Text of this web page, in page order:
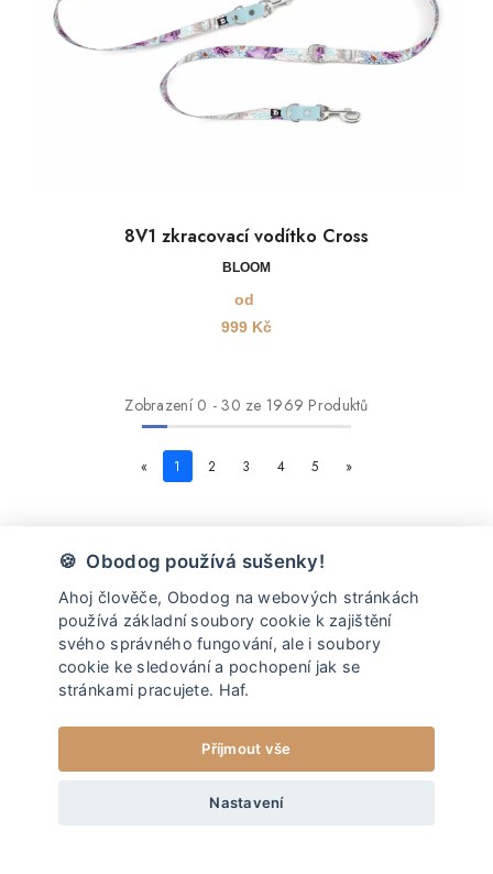
8V1 zkracovací vodítko Cross
BLOOM
od
999 Kč
Zobrazení 0 - 30 ze 1969 Produktů
« 1 2 3 4 5 »
Sleduj nás na instagramu
A připoj se k naší smečce
🍪 Obodog používá sušenky!
Ahoj člověče, Obodog na webových stránkách
používá základní soubory cookie k zajištění
svého správného fungování, ale i soubory
cookie ke sledování a pochopení jak se
stránkami pracujete. Haf.
Příjmout vše
Nastavení